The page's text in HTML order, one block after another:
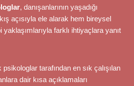
, danışanlarının yaşadığı
açısıyla ele alarak hem bireysel
farklı ihtiyaçlara yanıt
tarafından en sık çalışılan
dair kısa açıklamaları